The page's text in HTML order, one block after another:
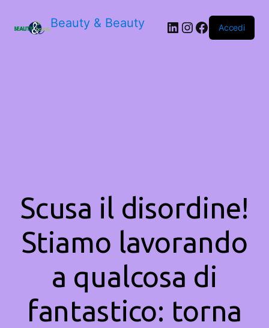
Beauty & Beauty LinkedIn
Instagram
Facebook
Accedi
Scusa il disordine!
Stiamo lavorando
a qualcosa di
fantastico: torna